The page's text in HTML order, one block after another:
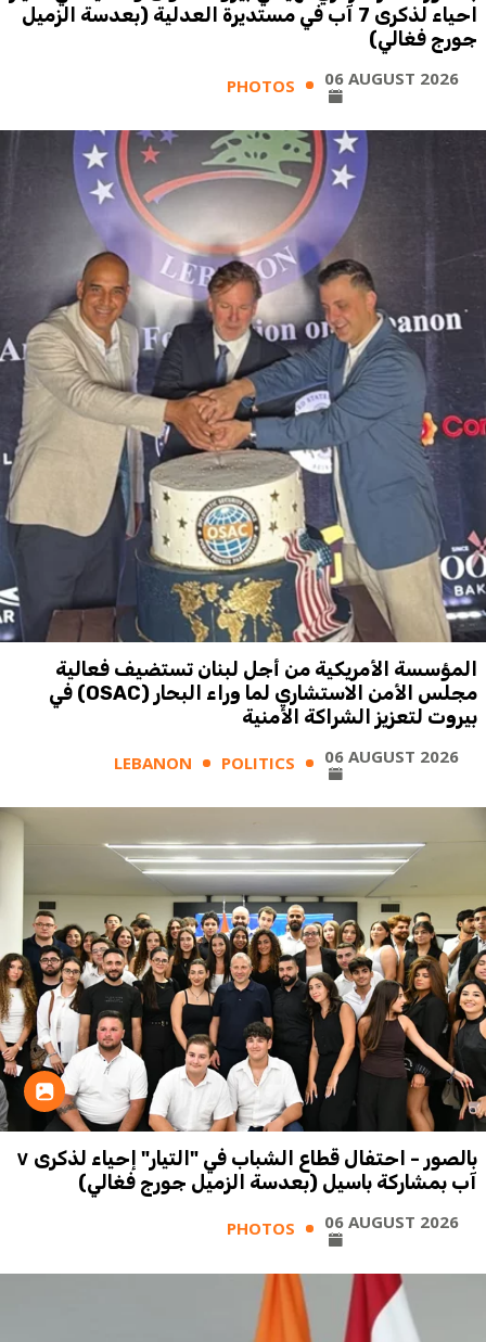
احياء لذكرى 7 آب في مستديرة العدلية (بعدسة الزميل
جورج فغالي)
PHOTOS 06 AUGUST 2026
المؤسسة الأمريكية من أجل لبنان تستضيف فعالية
مجلس الأمن الاستشاري لما وراء البحار (OSAC) في
بيروت لتعزيز الشراكة الأمنية
LEBANON POLITICS 06 AUGUST 2026
بالصور - احتفال قطاع الشباب في "التيار" إحياء لذكرى ٧
آب بمشاركة باسيل (بعدسة الزميل جورج فغالي)
PHOTOS 06 AUGUST 2026